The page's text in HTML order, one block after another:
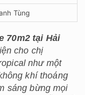
Tùng
70m2 tại Hải
cho chị
như một
khí thoáng
sáng bừng mọi